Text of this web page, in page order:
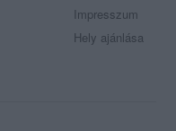
Impresszum
Hely ajánlása